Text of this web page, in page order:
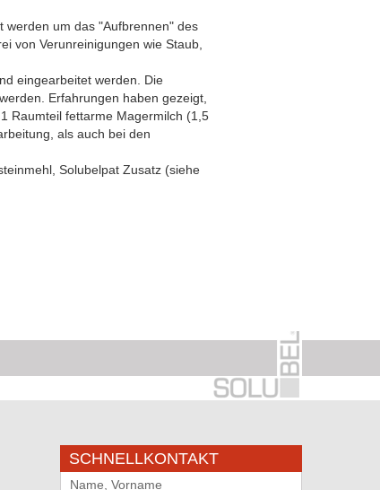
werden um das "Aufbrennen" des
von Verunreinigungen wie Staub,
eingearbeitet werden. Die
Erfahrungen haben gezeigt,
Raumteil fettarme Magermilch (1,5
als auch bei den
Solubelpat Zusatz (siehe
SCHNELLKONTAKT